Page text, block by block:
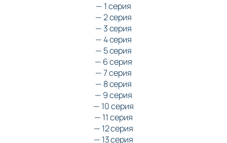
— 1 серия
— 2 серия
— 3 серия
— 4 серия
— 5 серия
— 6 серия
— 7 серия
— 8 серия
— 9 серия
— 10 серия
— 11 серия
— 12 серия
— 13 серия